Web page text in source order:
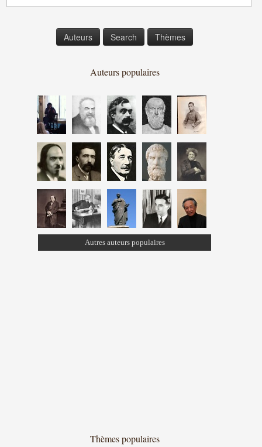
Auteurs Search Thèmes
Auteurs populaires
Autres auteurs populaires
Thèmes populaires